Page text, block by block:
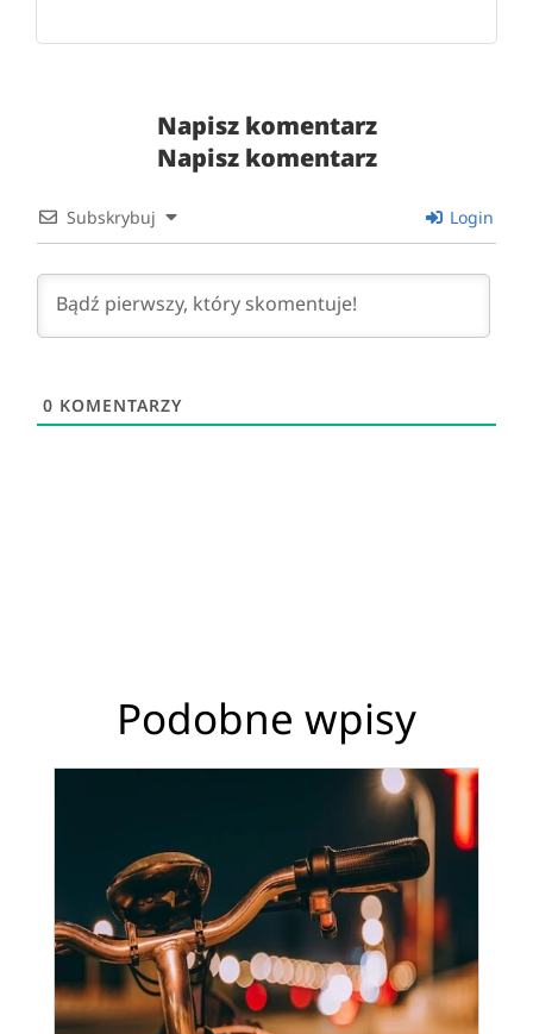
Napisz komentarz
Napisz komentarz
Subskrybuj Login
0 KOMENTARZY
Podobne wpisy